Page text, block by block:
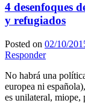
4 desenfoques
y refugiados
Posted on 02/10/
Responder
No habrá una
europea ni
es unilateral, miope,